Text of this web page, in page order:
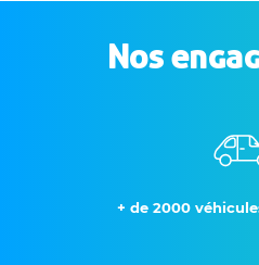
Nos
+ de 2000